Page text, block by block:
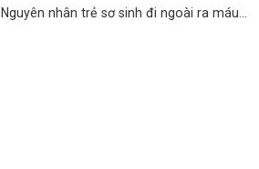
Nguyên nhân trẻ sơ sinh đi ngoài ra máu...